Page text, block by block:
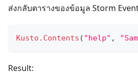
ส่งกลับตารางของข้อมูล Storm
Kusto.Contents ( "help" ,
Result: